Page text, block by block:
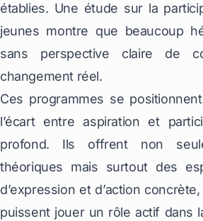
établies. Une étude sur la
jeunes montre que beaucoup
sans perspective claire de
changement réel.
Ces programmes se
l’écart entre aspiration et
profond. Ils offrent non
théoriques mais surtout des
d’expression et d’action
puissent jouer un rôle actif dans